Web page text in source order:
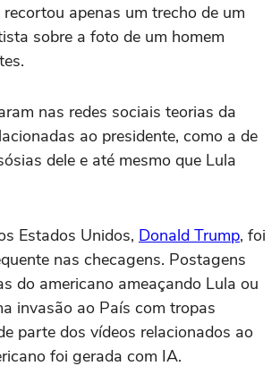
apenas um trecho de um
sobre a foto de um homem
nas redes sociais teorias da
ao presidente, como a de
dele e até mesmo que Lula
Estados Unidos, Donald Trump, foi
nas checagens. Postagens
do americano ameaçando Lula ou
invasão ao País com tropas
parte dos vídeos relacionados ao
foi gerada com IA.